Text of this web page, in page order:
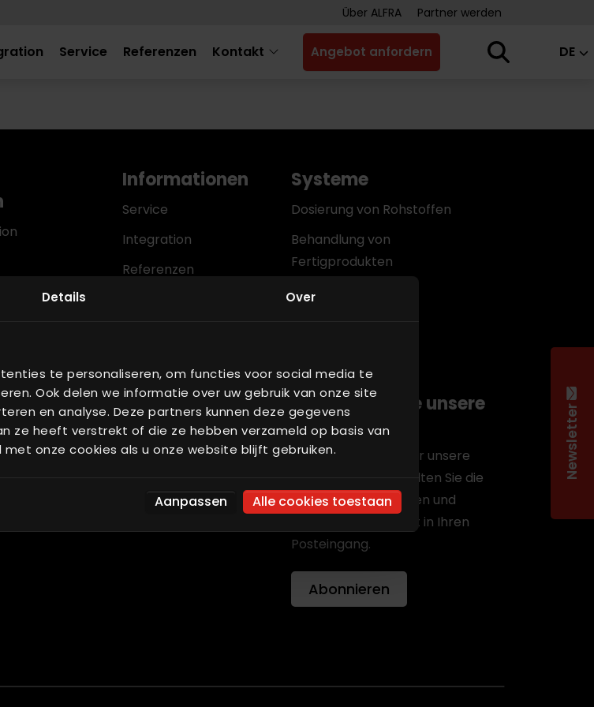
Details Over
te personaliseren, om functies voor social media te
Ook delen we informatie over uw gebruik van onze site
en analyse. Deze partners kunnen deze gegevens
ze heeft verstrekt of die ze hebben verzameld op basis van
met onze cookies als u onze website blijft gebruiken.
Aanpassen Alle cookies toestaan
Über ALFRA Partner werden
Service Referenzen Kontakt Angebot anfordern DE
Newsletter
Informationen
Service
Integration
Referenzen
FAQ
Systeme
Dosierung von Rohstoffen
Behandlung von
Fertigprodukten
Interner Transport
Abonnieren Sie unsere
Newsletter
Melden Sie sich an für unsere
Mailingliste und erhalten Sie die
neuesten Nachrichten und
Entwicklungen direkt in Ihren
Posteingang.
Abonnieren